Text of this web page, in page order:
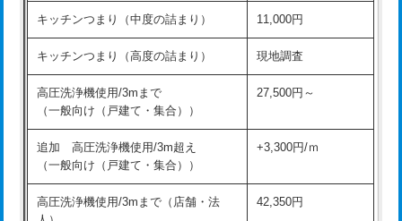
排水管工事（追加 排水管工事/3ｍ超
+11,000円
マス交換（深さ50㎝未満）
マス交換（深さ50㎝以上） 66,000円
コンクリート斫り（厚さ10㎝まで）
交換・取付(排水栓・排水トラップ
22,000円+材料費
持込商品取付（単水栓）
持込商品取付（混合水栓） 16,500円
キッチンつまり（中度の詰まり） 11,000円
キッチンつまり（高度の詰まり） 現地調査
高圧洗浄機使用/3mまで
（一般向け（戸建て・集合））
27,500円～
追加 高圧洗浄機使用/3m超え
（一般向け（戸建て・集合））
+3,300円/ｍ
高圧洗浄機使用/3mまで（店舗・法
42,350円